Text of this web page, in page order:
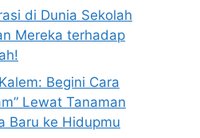
di Dunia Sekolah
Mereka terhadap
Begini Cara
Lewat Tanaman
Baru ke Hidupmu